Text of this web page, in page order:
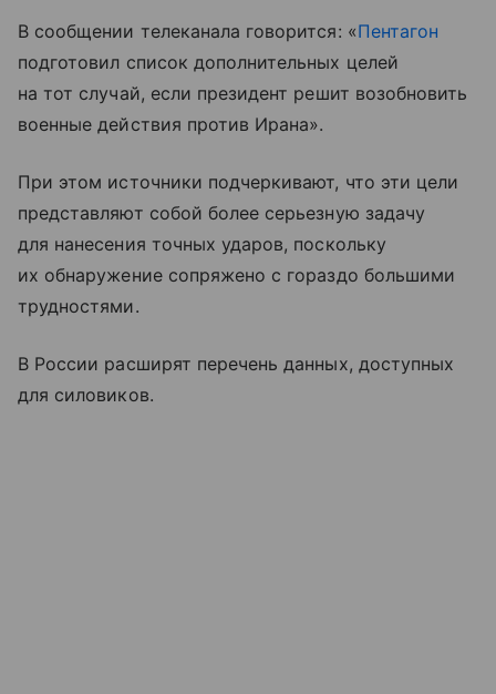
В сообщении телеканала говорится: «Пентагон
подготовил список дополнительных целей
на тот случай, если президент решит возобновить
военные действия против Ирана».
При этом источники подчеркивают, что эти цели
представляют собой более серьезную задачу
для нанесения точных ударов, поскольку
их обнаружение сопряжено с гораздо большими
трудностями.
В России расширят перечень данных, доступных
для силовиков.